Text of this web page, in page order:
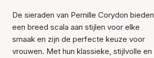
De sieraden van Pernille Corydon bieden
een breed scala aan stijlen voor elke
smaak en zijn de perfecte keuze voor
vrouwen. Met hun klassieke, stijlvolle en